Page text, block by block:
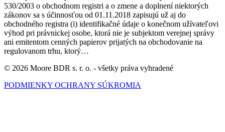
530/2003 o obchodnom registri a o zmene a doplnení niektorých
zákonov sa s účinnosťou od 01.11.2018 zapisujú už aj do
obchodného registra (i) identifikačné údaje o konečnom užívateľovi
výhod pri právnickej osobe, ktorá nie je subjektom verejnej správy
ani emitentom cenných papierov prijatých na obchodovanie na
regulovanom trhu, ktorý…
© 2026 Moore BDR s. r. o. - všetky práva vyhradené
PODMIENKY OCHRANY SÚKROMIA